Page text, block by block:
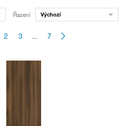
Řazení Výchozí
2 3 ... 7